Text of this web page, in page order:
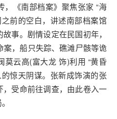
《南部档案》聚焦张家 “海
前的空白，讲述南部档案馆
事。剧情设定在民国初年，
案，船只失踪、礁滩尸骸等诡
云高(富大龙 饰)利用 “黄昏
惊天阴谋。张新成饰演的张
受命前往调查，由此卷入一